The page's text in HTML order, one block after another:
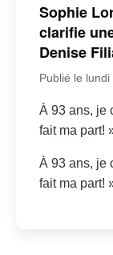
Sophie
clarifie
Denise
Publié le
À 93 ans, je
fait ma part!
À 93 ans, je
fait ma part!